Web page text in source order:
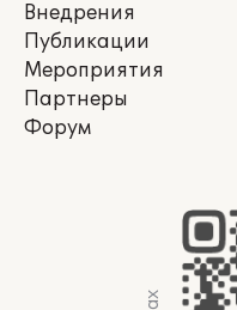
Внедрения
Публикации
Мероприятия
Партнеры
Форум